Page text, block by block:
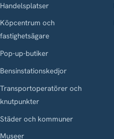
Handelsplatser
Köpcentrum och
fastighetsägare
Pop-up-butiker
Bensinstationskedjor
Transportoperatörer och
knutpunkter
Städer och kommuner
Museer